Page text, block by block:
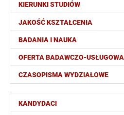
KIERUNKI STUDIÓW
JAKOŚĆ KSZTAŁCENIA
BADANIA I NAUKA
OFERTA BADAWCZO-USŁUGOWA
CZASOPISMA WYDZIAŁOWE
KANDYDACI